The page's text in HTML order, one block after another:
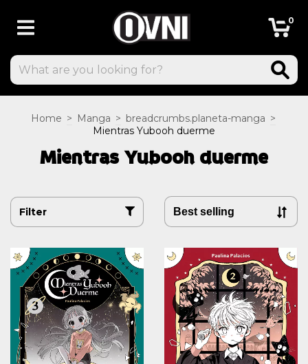
0
Home > Manga > breadcrumbs.planeta-manga >
Mientras Yubooh duerme
Mientras Yubooh duerme
Filter